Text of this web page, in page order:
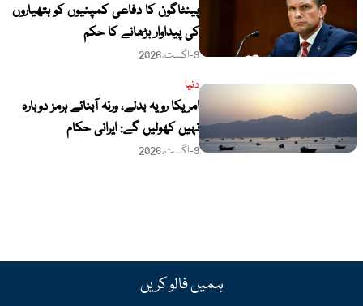
پینٹاگون کا دفاعی کمپنیوں کو ہتھیاروں
کی پیداوار بڑھانے کا حکم
9-اگست،2026
دنیا
امریکا رویہ بدلے، ورنہ آبنائے ہرمز دوبارہ
نہیں کھولیں گے: ایرانی حکام
9-اگست،2026
ہمیں فالو کریں